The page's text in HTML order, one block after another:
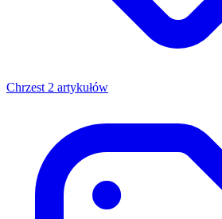
Chrzest 2 artykułów